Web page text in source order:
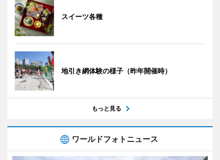
スイーツ各種
地引き網体験の様子（昨年開催時）
もっと見る
ワールドフォトニュース